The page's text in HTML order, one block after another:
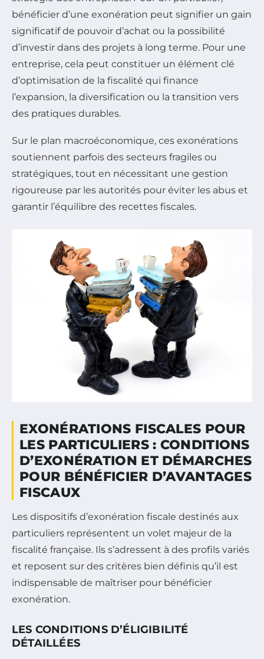
bénéficier d’une exonération peut signifier un gain
significatif de pouvoir d’achat ou la possibilité
d’investir dans des projets à long terme. Pour une
entreprise, cela peut constituer un élément clé
d’optimisation de la fiscalité qui finance
l’expansion, la diversification ou la transition vers
des pratiques durables.
Sur le plan macroéconomique, ces exonérations
soutiennent parfois des secteurs fragiles ou
stratégiques, tout en nécessitant une gestion
rigoureuse par les autorités pour éviter les abus et
garantir l’équilibre des recettes fiscales.
EXONÉRATIONS FISCALES POUR
LES PARTICULIERS : CONDITIONS
D’EXONÉRATION ET DÉMARCHES
POUR BÉNÉFICIER D’AVANTAGES
FISCAUX
Les dispositifs d’exonération fiscale destinés aux
particuliers représentent un volet majeur de la
fiscalité française. Ils s’adressent à des profils variés
et reposent sur des critères bien définis qu’il est
indispensable de maîtriser pour bénéficier
exonération.
LES CONDITIONS D’ÉLIGIBILITÉ
DÉTAILLÉES